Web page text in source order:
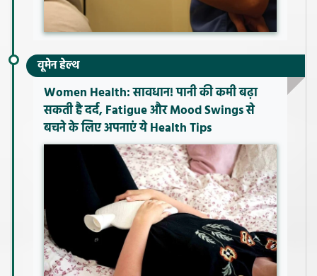
वूमेन हेल्थ
Women Health: सावधान! पानी की कमी बढ़ा
सकती है दर्द, Fatigue और Mood Swings से
बचने के लिए अपनाएं ये Health Tips